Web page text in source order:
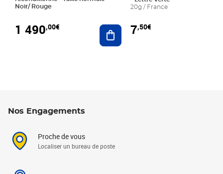
Noir/ Rouge
1 490,00€ Ajouter au panier
20g / France
7,50€
Nos Engagements
Proche de vous
Localiser un bureau de poste